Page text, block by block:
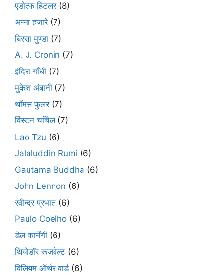
एडोल्फ हिटलर(8)
अन्ना हजारे(7)
बिरसा मुण्डा (7)
A. J. Cronin (7)
इंदिरा गाँधी (7)
मुकेश अंबानी (7)
थॉमस फुलर(7)
विंस्टन चर्चिल(7)
Lao Tzu (6)
Jalaluddin Rumi (6)
Gautama Buddha (6)
John Lennon (6)
रवीन्द्र प्रभात (6)
Paulo Coelho (6)
डेल कार्नेगी (6)
थियोडॉर रूज़वेल्ट (6)
विलियम ऑर्थर वार्ड(6)